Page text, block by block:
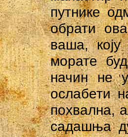
путнике
обрати
ваша,
морате
начин не
ослабети
похвална,
садашња